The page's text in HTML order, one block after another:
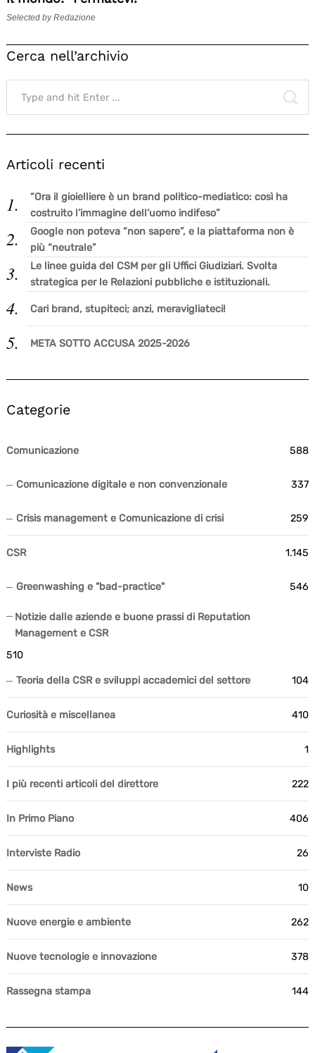
Selected by Redazione
Cerca nell’archivio
Search
for:
Articoli recenti
“Ora il gioielliere è un brand politico-mediatico: così ha
costruito l’immagine dell’uomo indifeso”
Google non poteva “non sapere”, e la piattaforma non è
più “neutrale”
Le linee guida del CSM per gli Uffici Giudiziari. Svolta
strategica per le Relazioni pubbliche e istituzionali.
Cari brand, stupiteci; anzi, meravigliateci!
META SOTTO ACCUSA 2025-2026
Categorie
Comunicazione 588
Comunicazione digitale e non convenzionale 337
Crisis management e Comunicazione di crisi 259
CSR 1.145
Greenwashing e "bad-practice" 546
Notizie dalle aziende e buone prassi di Reputation
Management e CSR
510
Teoria della CSR e sviluppi accademici del settore 104
Curiosità e miscellanea 410
Highlights 1
I più recenti articoli del direttore 222
In Primo Piano 406
Interviste Radio 26
News 10
Nuove energie e ambiente 262
Nuove tecnologie e innovazione 378
Rassegna stampa 144